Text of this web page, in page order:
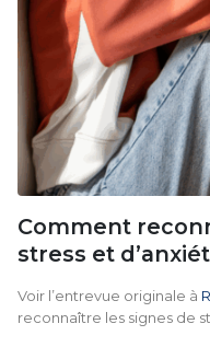
Comment
stress et
Voir l’entrevue originale à
reconnaître les signes de